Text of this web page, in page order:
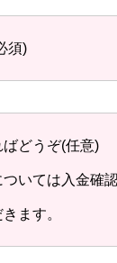
須)
ばどうぞ(任意)
いては入金確
ます。